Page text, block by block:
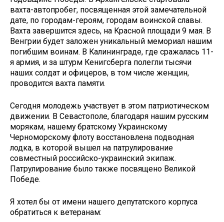
вахта-автопробег, посвященная этой замечательной
дате, по городам-героям, городам воинской славы.
Вахта завершится здесь, на Красной площади 9 мая. В
Венгрии будет заложен уникальный мемориал нашим
погибшим воинам. В Калининграде, где сражалась 11-
я армия, и за штурм Кенигсберга полегли тысячи
наших солдат и офицеров, в том числе женщин,
проводится вахта памяти.
Сегодня молодежь участвует в этом патриотическом
движении. В Севастополе, благодаря нашим русским
морякам, нашему братскому Украинскому
Черноморскому флоту восстановлена подводная
лодка, в которой вышел на патрулирование
совместный российско-украинский экипаж.
Патрулирование было также посвящено Великой
Победе.
Я хотел бы от имени нашего депутатского корпуса
обратиться к ветеранам: